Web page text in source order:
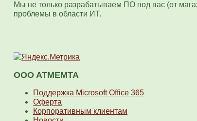
Мы не только разрабатываем ПО под вас (от
проблемы в области ИТ.
OOO ATMEMTA
Поддержка Microsoft Office 365
Оферта
Корпоративным клиентам